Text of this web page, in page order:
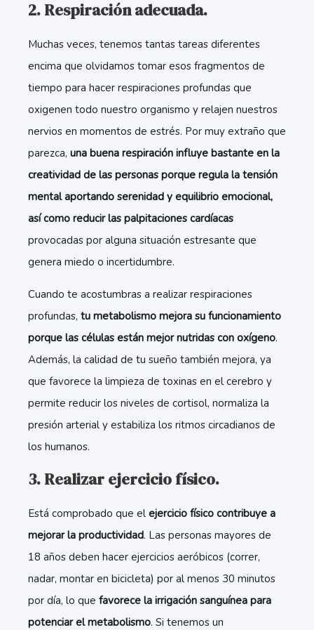
2. Respiración adecuada.
Muchas veces, tenemos tantas tareas diferentes
encima que olvidamos tomar esos fragmentos de
tiempo para hacer respiraciones profundas que
oxigenen todo nuestro organismo y relajen nuestros
nervios en momentos de estrés. Por muy extraño que
parezca, una buena respiración influye bastante en la
creatividad de las personas porque regula la tensión
mental aportando serenidad y equilibrio emocional,
así como reducir las palpitaciones cardíacas
provocadas por alguna situación estresante que
genera miedo o incertidumbre.
Cuando te acostumbras a realizar respiraciones
profundas, tu metabolismo mejora su funcionamiento
porque las células están mejor nutridas con oxígeno.
Además, la calidad de tu sueño también mejora, ya
que favorece la limpieza de toxinas en el cerebro y
permite reducir los niveles de cortisol, normaliza la
presión arterial y estabiliza los ritmos circadianos de
los humanos.
3. Realizar ejercicio físico.
Está comprobado que el ejercicio físico contribuye a
mejorar la productividad. Las personas mayores de
18 años deben hacer ejercicios aeróbicos (correr,
nadar, montar en bicicleta) por al menos 30 minutos
por día, lo que favorece la irrigación sanguínea para
potenciar el metabolismo. Si tenemos un